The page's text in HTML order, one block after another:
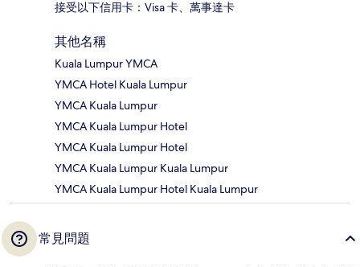
接受以下信用卡：Visa 卡、萬事達卡
其他名稱
Kuala Lumpur YMCA
YMCA Hotel Kuala Lumpur
YMCA Kuala Lumpur
YMCA Kuala Lumpur Hotel
YMCA Kuala Lumpur Hotel
YMCA Kuala Lumpur Kuala Lumpur
YMCA Kuala Lumpur Hotel Kuala Lumpur
常見問題